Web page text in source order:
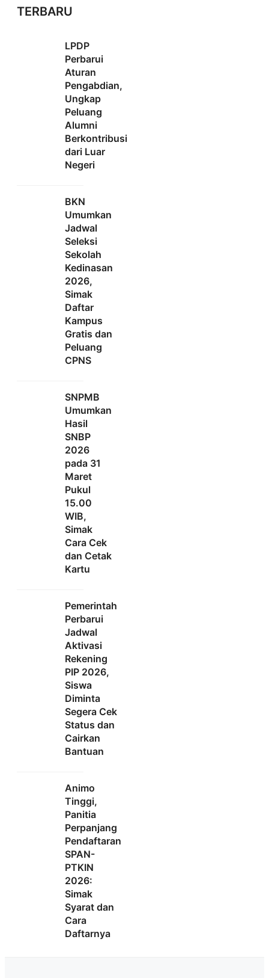
TERBARU
LPDP
Perbarui
Aturan
Pengabdian,
Ungkap
Peluang
Alumni
Berkontribusi
dari Luar
Negeri
BKN
Umumkan
Jadwal
Seleksi
Sekolah
Kedinasan
2026,
Simak
Daftar
Kampus
Gratis dan
Peluang
CPNS
SNPMB
Umumkan
Hasil
SNBP
2026
pada 31
Maret
Pukul
15.00
WIB,
Simak
Cara Cek
dan Cetak
Kartu
Pemerintah
Perbarui
Jadwal
Aktivasi
Rekening
PIP 2026,
Siswa
Diminta
Segera Cek
Status dan
Cairkan
Bantuan
Animo
Tinggi,
Panitia
Perpanjang
Pendaftaran
SPAN-
PTKIN
2026:
Simak
Syarat dan
Cara
Daftarnya